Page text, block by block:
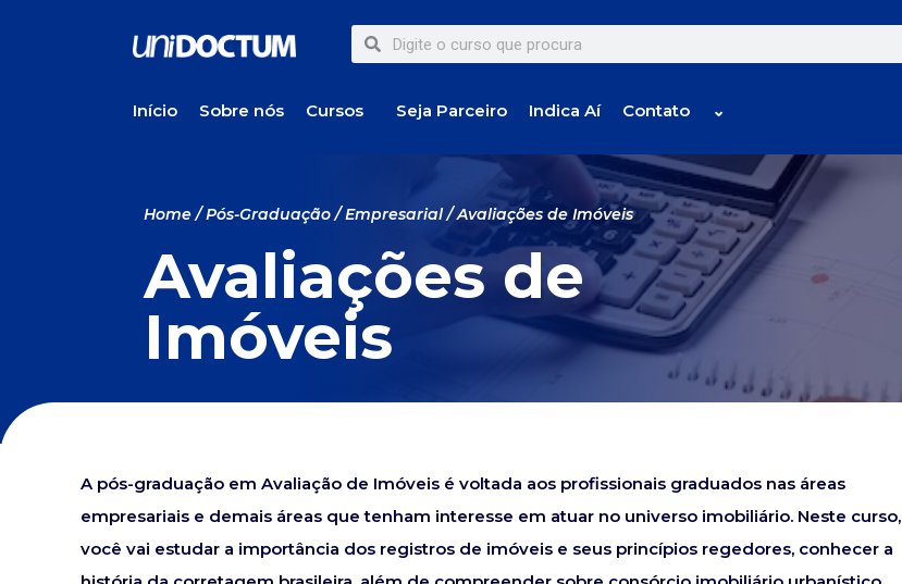
Início Sobre nós Cursos Seja Parceiro Indica Aí Contato ⌄
Home/Pós-Graduação/Empresarial/ Avaliações de Imóveis
Avaliações de
Imóveis
A pós-graduação em Avaliação de Imóveis é voltada aos profissionais graduados nas áreas
empresariais e demais áreas que tenham interesse em atuar no universo imobiliário. Neste curso,
você vai estudar a importância dos registros de imóveis e seus princípios regedores, conhecer a